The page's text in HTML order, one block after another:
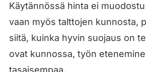
Käytännössä hinta ei
vaan myös talttojen kunnosta,
siitä, kuinka hyvin suojaus on
ovat kunnossa, työn
tasaisempaa.